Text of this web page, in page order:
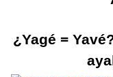
¿Yagé =